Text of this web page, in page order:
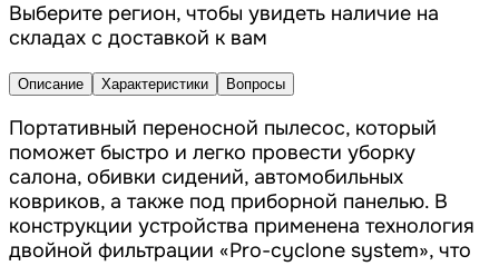
Выберите регион, чтобы увидеть наличие на
складах с доставкой к вам
Описание Характеристики Вопросы
Портативный переносной пылесос, который
поможет быстро и легко провести уборку
салона, обивки сидений, автомобильных
ковриков, а также под приборной панелью. В
конструкции устройства применена технология
двойной фильтрации «Pro-cyclone system», что